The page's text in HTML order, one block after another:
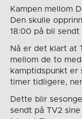
Kampen mellom
Den skulle
18:00 på bli
Nå er det klart at
mellom de to
kamptidspunkt er
timer tidligere,
Dette blir
sendt på TV2